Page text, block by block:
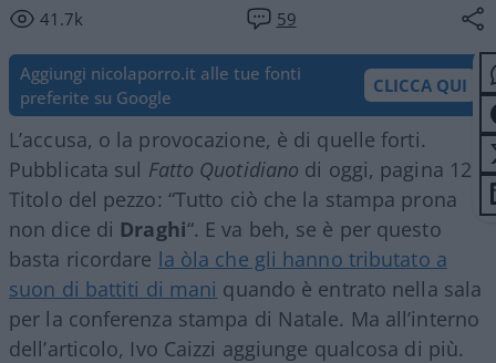
41.7k 59
Aggiungi nicolaporro.it alle tue fonti
preferite su Google
CLICCA QUI
L’accusa, o la provocazione, è di quelle forti.
Pubblicata sul Fatto Quotidiano di oggi, pagina 12.
Titolo del pezzo: “Tutto ciò che la stampa prona
non dice di Draghi“. E va beh, se è per questo
basta ricordare la òla che gli hanno tributato a
suon di battiti di mani quando è entrato nella sala
per la conferenza stampa di Natale. Ma all’interno
dell’articolo, Ivo Caizzi aggiunge qualcosa di più.